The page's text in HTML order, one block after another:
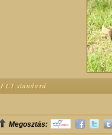
FCI standard
Megosztás: